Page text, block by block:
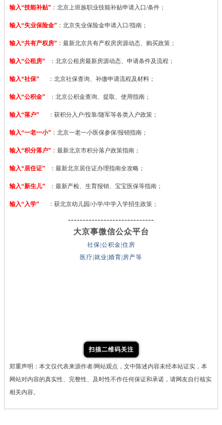
输入“技能补贴” ： 北京上班族职业技能补贴申请入口/条件；
输入“失业保险金” ：北京失业保险金申请入口/指南；
输入“共有产权房” ：最新北京共有产权房房源动态、购买政策；
输入“公租房” ：北京公租房最新房源动态、申请条件及流程；
输入“社保” ：北京社保查询、补缴申请流程及材料；
输入“公积金” ：北京公积金查询、提取、使用指南；
输入“落户” ：获积分入户/投靠/随军等各类入户政策；
输入“一老一小” ：北京一老一小医保参保/报销指南；
输入“积分落户” ：最新北京市积分落户政策指南；
输入“居住证” ：最新北京居住证办理指南全攻略；
输入“新生儿” ：最新产检、生育报销、宝宝医保等指南；
输入“入学” ：获北京幼儿园/小学/中学入学招生政策；
-----------------------------
大京事微信公众平台
社保|公积金|住房
医疗|就业|婚育|房产等
扫描二维码关注
郑重声明：本文仅代表来源作者/网站观点，文中陈述内容未经本站证实，本
网站对内容的真实性、完整性、及时性不作任何保证和承诺，请网友自行核实
相关内容。